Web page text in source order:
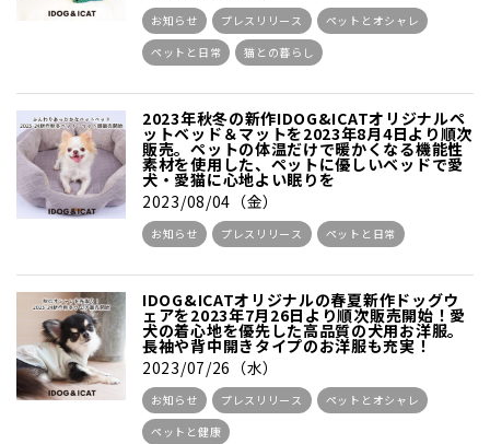
お知らせ プレスリリース
ペットとオシャレ
ペットと日常
猫との暮らし
2023年秋冬の新作IDOG&ICATオリジナルペ
ットベッド＆マットを2023年8月4日より順次
販売。ペットの体温だけで暖かくなる機能性
素材を使用した、ペットに優しいベッドで愛
犬・愛猫に心地よい眠りを
2023/08/04（金）
お知らせ プレスリリース ペットと日常
IDOG&ICATオリジナルの春夏新作ドッグウ
ェアを2023年7月26日より順次販売開始！愛
犬の着心地を優先した高品質の犬用お洋服。
長袖や背中開きタイプのお洋服も充実！
2023/07/26（水）
お知らせ プレスリリース
ペットとオシャレ
ペットと健康